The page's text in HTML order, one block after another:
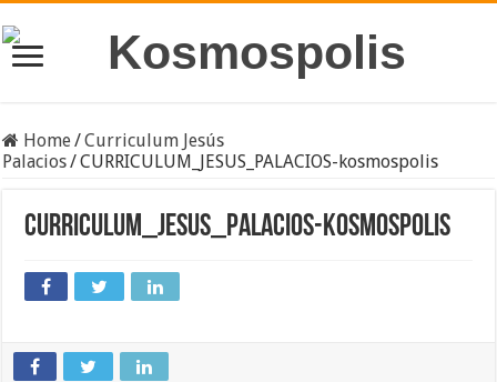
Home/Curriculum Jesús
Palacios/CURRICULUM_JESUS_PALACIOS-kosmospolis
CURRICULUM_JESUS_PALACIOS-kosmospolis